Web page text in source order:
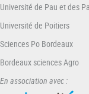
Université de Pau et des
Université de Poitiers
Sciences Po Bordeaux
Bordeaux sciences Agro
En association avec :